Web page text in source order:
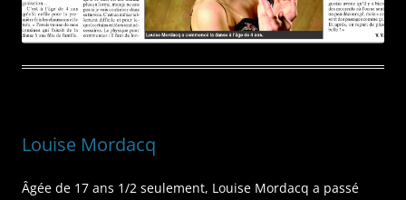
Louise Mordacq
Âgée de 17 ans 1/2 seulement, Louise Mordacq a passé